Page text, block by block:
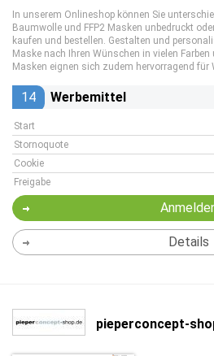
In unserem Onlineshop können Sie
Baumwolle und FFP2 Masken unbedruckt
kaufen und bestellen. Gestalten und
Maske nach Ihren Wünschen in vielen
Masken eignen sich zudem hervorragend für
14 Werbemittel
Start
Stornoquote
Cookie
Freigabe
Details
pieperconcept-